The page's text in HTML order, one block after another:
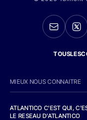
MIEUX NOUS CONNAITRE
ATLANTICO C'EST QUI,
LE RESEAU D'ATLANTICO